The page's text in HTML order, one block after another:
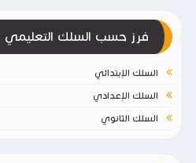
فرز حسب السلك التعليمي
السلك الإبتدائي
السلك الإعدادي
السلك الثانوي